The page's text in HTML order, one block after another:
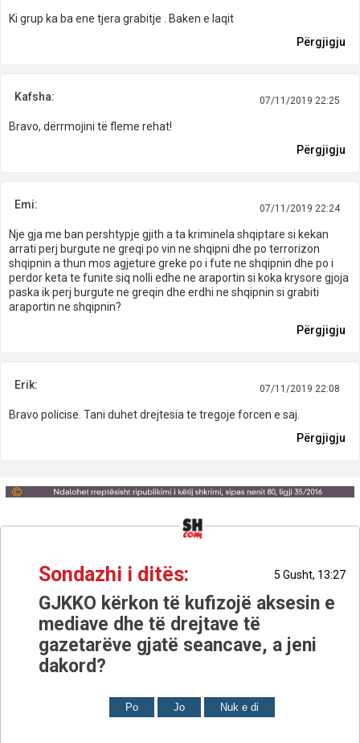
Ki grup ka ba ene tjera grabitje . Baken e laqit
Përgjigju
Kafsha: 07/11/2019 22:25
Bravo, dërrmojini të fleme rehat!
Përgjigju
Emi: 07/11/2019 22:24
Nje gja me ban pershtypje gjith a ta kriminela shqiptare si kekan
arrati perj burgute ne greqi po vin ne shqipni dhe po terrorizon
shqipnin a thun mos agjeture greke po i fute ne shqipnin dhe po i
perdor keta te funite siq nolli edhe ne araportin si koka krysore gjoja
paska ik perj burgute ne greqin dhe erdhi ne shqipnin si grabiti
araportin ne shqipnin?
Përgjigju
Erik: 07/11/2019 22:08
Bravo policise. Tani duhet drejtesia te tregoje forcen e saj.
Përgjigju
Sondazhi i ditës: 5 Gusht, 13:27
GJKKO kërkon të kufizojë aksesin e
mediave dhe të drejtave të
gazetarëve gjatë seancave, a jeni
dakord?
Po Jo Nuk e di